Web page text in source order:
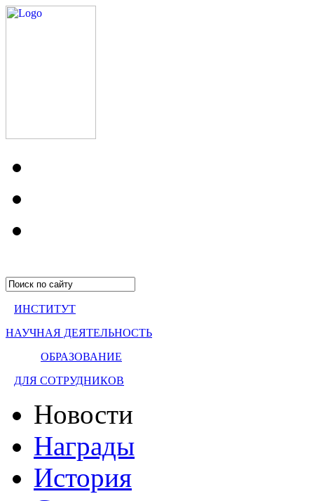
ИНСТИТУТ
НАУЧНАЯ ДЕЯТЕЛЬНОСТЬ
ОБРАЗОВАНИЕ
ДЛЯ СОТРУДНИКОВ
Новости
Награды
История